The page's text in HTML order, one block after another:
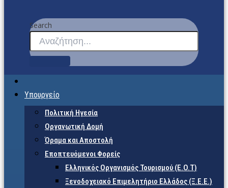
Search
Υπουργείο
Πολιτική Ηγεσία
Οργανωτική Δομή
Όραμα και Αποστολή
Εποπτευόμενοι Φορείς
Eλληνικός Οργανισμός Τουρισμού (Ε.Ο.Τ)
Ξενοδοχειακό Επιμελητήριο Ελλάδος (Ξ.Ε.Ε.)